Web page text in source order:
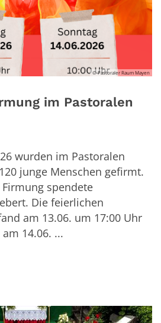
© Pastoraler Raum Mayen
im Pastoralen
wurden im Pastoralen
junge Menschen gefirmt.
spendete
Die feierlichen
am 13.06. um 17:00 Uhr
14.06. ...